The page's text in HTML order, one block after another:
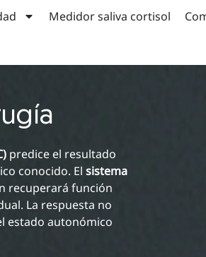
Medidor saliva cortisol
predice el resultado
conocido. Elsistema
recuperará función
La respuesta no
estado autonómico